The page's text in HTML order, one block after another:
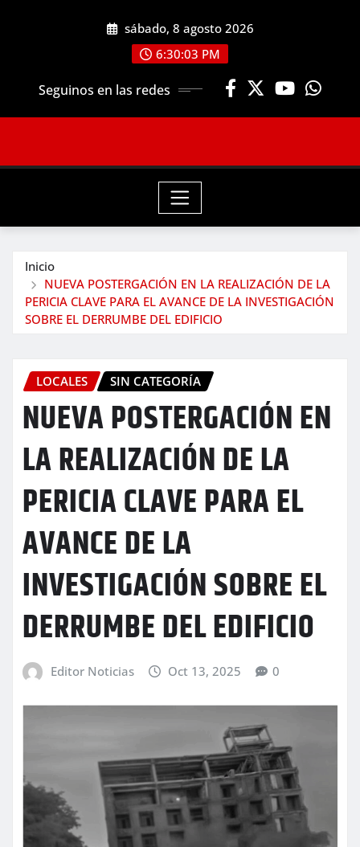
sábado, 8 agosto 2026
6:30:05 PM
Seguinos en las redes
Inicio
NUEVA POSTERGACIÓN EN LA REALIZACIÓN DE LA
PERICIA CLAVE PARA EL AVANCE DE LA INVESTIGACIÓN
SOBRE EL DERRUMBE DEL EDIFICIO
LOCALES SIN CATEGORÍA
NUEVA POSTERGACIÓN EN
LA REALIZACIÓN DE LA
PERICIA CLAVE PARA EL
AVANCE DE LA
INVESTIGACIÓN SOBRE EL
DERRUMBE DEL EDIFICIO
Editor Noticias Oct 13, 2025 0